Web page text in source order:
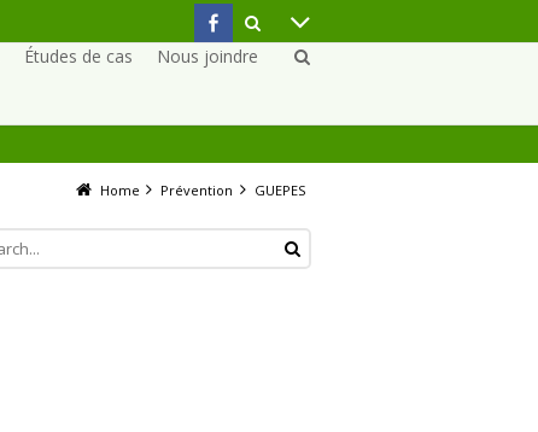
Études de cas Nous joindre
Home Prévention GUEPES